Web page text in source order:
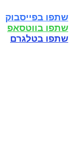
שתפו בפייסבוק
שתפו בווטסאפ
שתפו בטלגרם